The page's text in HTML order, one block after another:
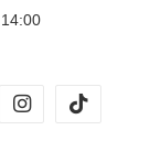
instagram